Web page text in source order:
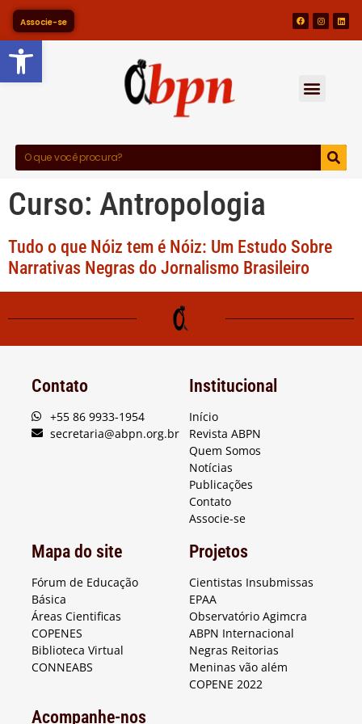
Barra de Ferramentas
Associe-se
Curso: Antropologia
Tudo o que Nóiz tem é Nóiz: Um Estudo Sobre
Narrativas Negras do Jornalismo Brasileiro
Contato
+55 86 9933-1954
secretaria@abpn.org.br
Institucional
Início
Revista ABPN
Quem Somos
Notícias
Publicações
Contato
Associe-se
Mapa do site
Fórum de Educação
Básica
Áreas Cientificas
COPENES
Biblioteca Virtual
CONNEABS
Projetos
Cientistas Insubmissas
EPAA
Observatório Agimcra
ABPN Internacional
Negras Reitorias
Meninas vão além
COPENE 2022
Acompanhe-nos